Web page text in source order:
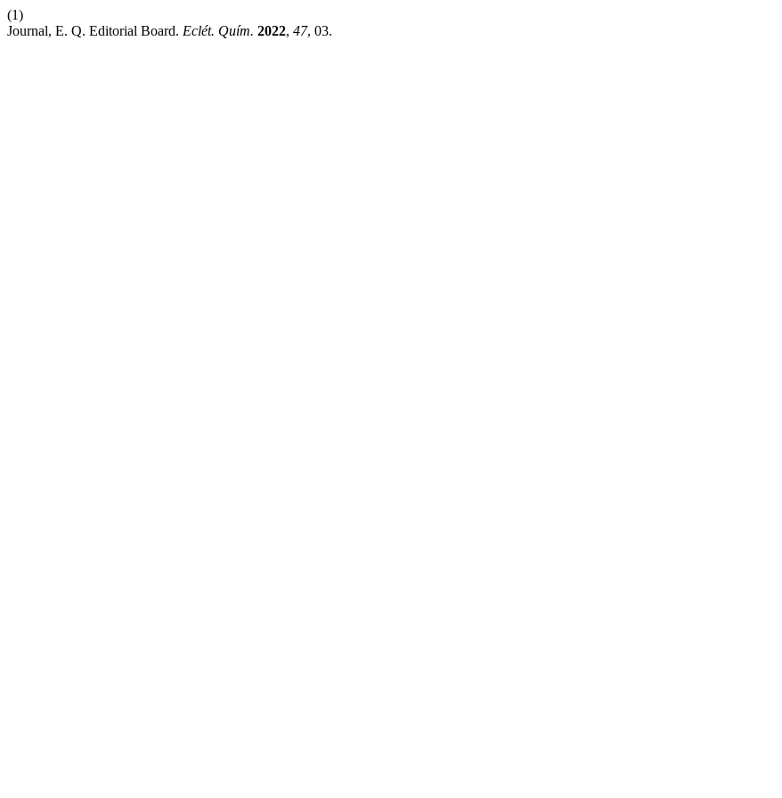
(1)
Journal, E. Q. Editorial Board. Eclét. Quím. 2022, 47, 03.